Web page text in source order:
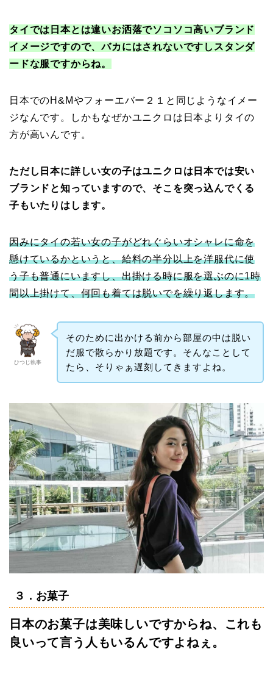
タイでは日本とは違いお洒落でソコソコ高いブランド
イメージですので、バカにはされないですしスタンダ
ードな服ですからね。
日本でのH&Mやフォーエバー２１と同じようなイメー
ジなんです。しかもなぜかユニクロは日本よりタイの
方が高いんです。
ただし日本に詳しい女の子はユニクロは日本では安い
ブランドと知っていますので、そこを突っ込んでくる
子もいたりはします。
因みにタイの若い女の子がどれぐらいオシャレに命を
懸けているかというと、給料の半分以上を洋服代に使
う子も普通にいますし、出掛ける時に服を選ぶのに1時
間以上掛けて、何回も着ては脱いでを繰り返します。
ひつじ執事
そのために出かける前から部屋の中は脱い
だ服で散らかり放題です。そんなことして
たら、そりゃぁ遅刻してきますよね。
３．お菓子
日本のお菓子は美味しいですからね、これも
良いって言う人もいるんですよねぇ。